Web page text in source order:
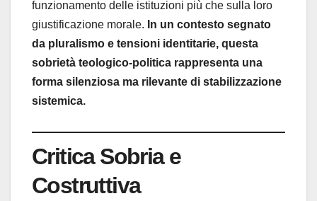
funzionamento delle istituzioni più che sulla loro
giustificazione morale. In un contesto segnato
da pluralismo e tensioni identitarie, questa
sobrietà teologico-politica rappresenta una
forma silenziosa ma rilevante di stabilizzazione
sistemica.
Critica Sobria e
Costruttiva